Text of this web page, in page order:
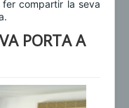
compartir la seva
PORTA A